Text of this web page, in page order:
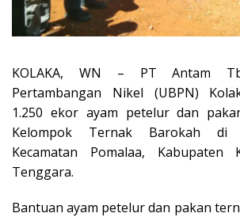
KOLAKA, WN – PT Antam
Pertambangan Nikel (UBPN)
1.250 ekor ayam petelur dan
Kelompok Ternak Barokah di
Kecamatan Pomalaa, Kabupaten
Tenggara.
Bantuan ayam petelur dan pakan